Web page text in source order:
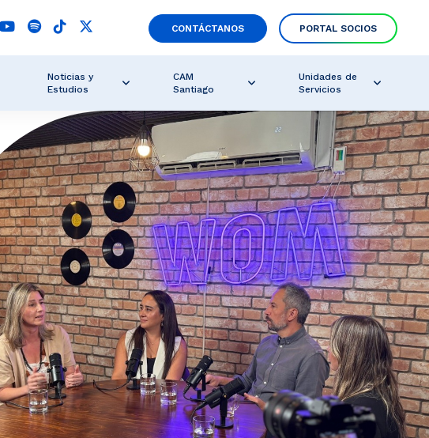
CONTÁCTANOS PORTAL SOCIOS
Noticias y
Estudios
CAM
Santiago
Unidades de
Servicios